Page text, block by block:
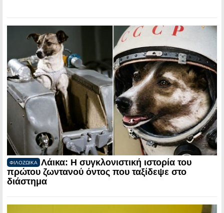
ΦΙΛΟΖΩΙΚΑ
Λάικα: Η συγκλονιστική ιστορία του
πρώτου ζωντανού όντος που ταξίδεψε στο
διάστημα